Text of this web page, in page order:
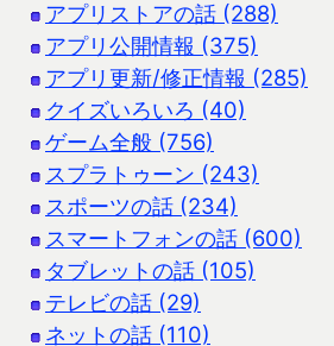
アプリストアの話 (288)
アプリ公開情報 (375)
アプリ更新/修正情報 (285)
クイズいろいろ (40)
ゲーム全般 (756)
スプラトゥーン (243)
スポーツの話 (234)
スマートフォンの話 (600)
タブレットの話 (105)
テレビの話 (29)
ネットの話 (110)